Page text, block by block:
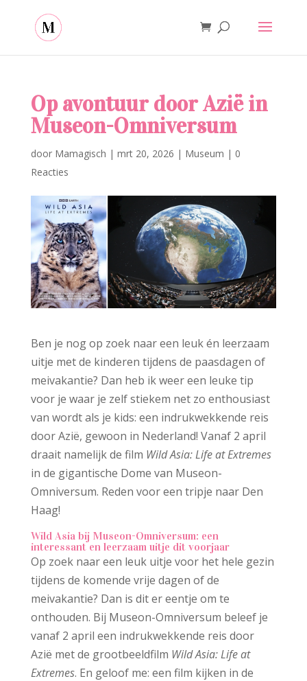
Op avontuur door Azië in
Museon-Omniversum
door Mamagisch | mrt 20, 2026 | Museum | 0
Reacties
Ben je nog op zoek naar een leuk én leerzaam
uitje met de kinderen tijdens de paasdagen of
meivakantie? Dan heb ik weer een leuke tip
voor je waar je zelf stiekem net zo enthousiast
van wordt als je kids: een indrukwekkende reis
door Azië, gewoon in Nederland! Vanaf 2 april
draait namelijk de film Wild Asia: Life at Extremes
in de gigantische Dome van Museon-
Omniversum. Reden voor een tripje naar Den
Haag!
Wild Asia bij Museon-Omniversum: een
interessant en leerzaam uitje dit voorjaar
Op zoek naar een leuk uitje voor het hele gezin
tijdens de komende vrije dagen of de
meivakantie? Dan is dit er eentje om te
onthouden. Bij Museon-Omniversum beleef je
vanaf 2 april een indrukwekkende reis door
Azië met de grootbeeldfilm Wild Asia: Life at
Extremes. En geloof me: een film kijken in de